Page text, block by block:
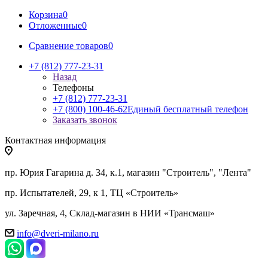
Корзина0
Отложенные0
Сравнение товаров0
+7 (812) 777-23-31
Назад
Телефоны
+7 (812) 777-23-31
+7 (800) 100-46-62Единый бесплатный телефон
Заказать звонок
Контактная информация
пр. Юрия Гагарина д. 34, к.1, магазин "Строитель", "Лента"
пр. Испытателей, 29, к 1, ТЦ «Строитель»
ул. Заречная, 4, Склад-магазин в НИИ «Трансмаш»
info@dveri-milano.ru